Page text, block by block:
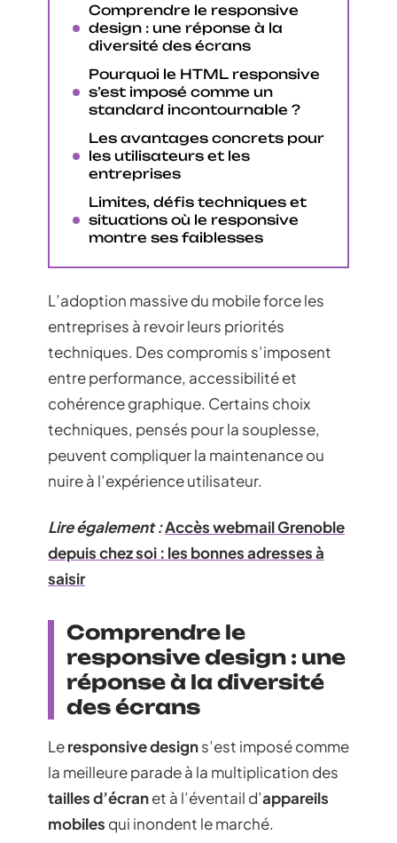
Comprendre le responsive
design : une réponse à la
diversité des écrans
Pourquoi le HTML responsive
s’est imposé comme un
standard incontournable ?
Les avantages concrets pour
les utilisateurs et les
entreprises
Limites, défis techniques et
situations où le responsive
montre ses faiblesses
L’adoption massive du mobile force les
entreprises à revoir leurs priorités
techniques. Des compromis s’imposent
entre performance, accessibilité et
cohérence graphique. Certains choix
techniques, pensés pour la souplesse,
peuvent compliquer la maintenance ou
nuire à l’expérience utilisateur.
Lire également :Accès webmail Grenoble
depuis chez soi : les bonnes adresses à
saisir
Comprendre le
responsive design : une
réponse à la diversité
des écrans
Leresponsive designs’est imposé comme
la meilleure parade à la multiplication des
tailles d’écranet à l’éventail d’appareils
mobiles qui inondent le marché.